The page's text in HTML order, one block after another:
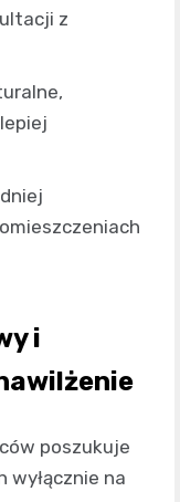
z
i
poszukuje
na